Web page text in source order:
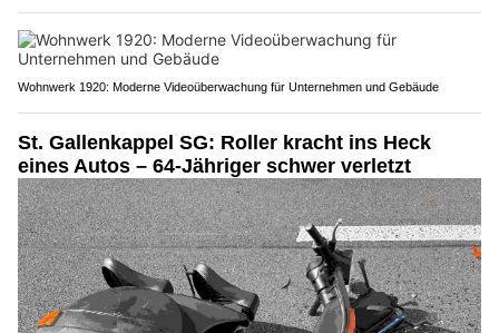
Wohnwerk 1920: Moderne Videoüberwachung für Unternehmen und Gebäude
St. Gallenkappel SG: Roller kracht ins Heck
eines Autos – 64-Jähriger schwer verletzt